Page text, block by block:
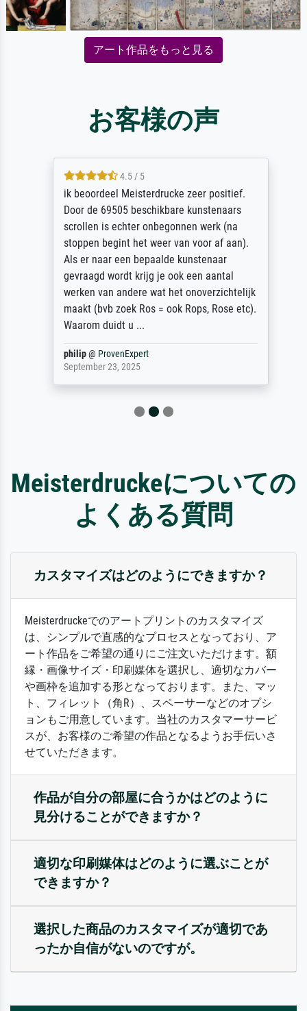
アート作品をもっと見る
お客様の声
4.5 / 5
ik beoordeel Meisterdrucke zeer positief.
Door de 69505 beschikbare kunstenaars
scrollen is echter onbegonnen werk (na
stoppen begint het weer van voor af aan).
Als er naar een bepaalde kunstenaar
gevraagd wordt krijg je ook een aantal
werken van andere wat het onoverzichtelijk
maakt (bvb zoek Ros = ook Rops, Rose etc).
Waarom duidt u ...
philip@ProvenExpert
September 23, 2025
Meisterdruckeについての
よくある質問
カスタマイズはどのようにできますか？
Meisterdruckeでのアートプリントのカスタマイズ
は、シンプルで直感的なプロセスとなっており、ア
ート作品をご希望の通りにご注文いただけます。額
縁・画像サイズ・印刷媒体を選択し、適切なカバー
や画枠を追加する形となっております。また、マッ
ト、フィレット（角R）、スペーサーなどのオプシ
ョンもご用意しています。当社のカスタマーサービ
スが、お客様のご希望の作品となるようお手伝いさ
せていただきます。
作品が自分の部屋に合うかはどのように
見分けることができますか？
適切な印刷媒体はどのように選ぶことが
できますか？
選択した商品のカスタマイズが適切であ
ったか自信がないのですが。